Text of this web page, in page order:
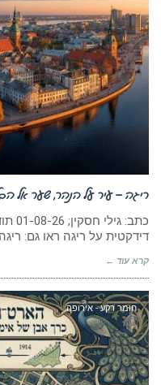
ריגה – עיר על הנהר, שער אל
דידקטית על ריגה ראו גם:
קרא עוד ←
חומר רקע - אירופה